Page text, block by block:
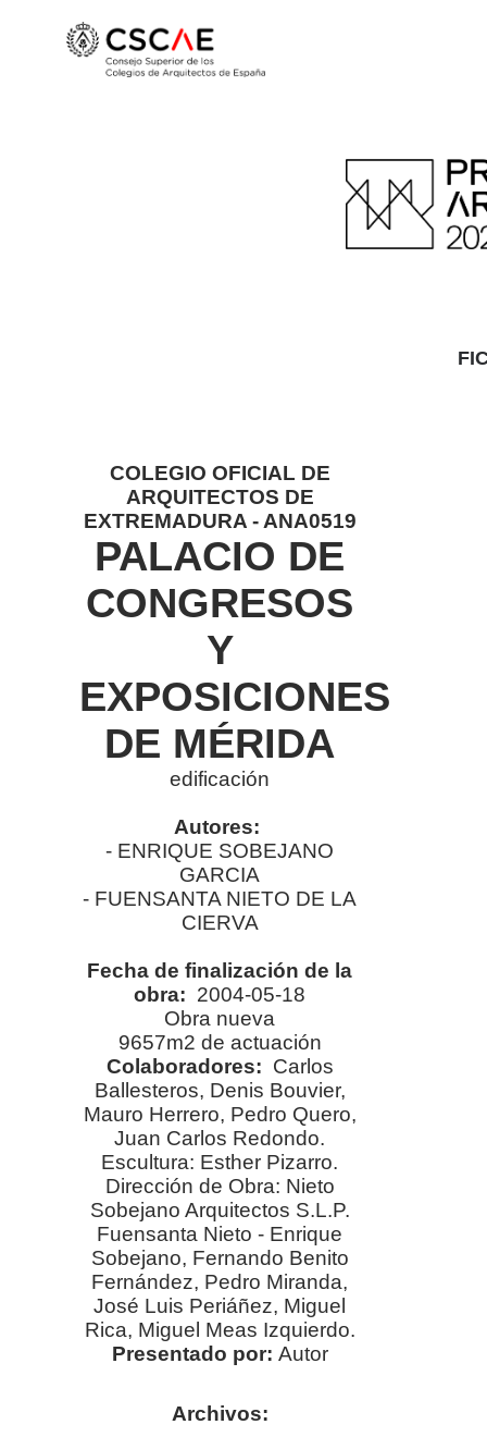
COLEGIO OFICIAL DE
ARQUITECTOS DE
EXTREMADURA - ANA0519
PALACIO DE
CONGRESOS
Y
EXPOSICIONES
DE MÉRIDA
edificación
Autores:
- ENRIQUE SOBEJANO
GARCIA
- FUENSANTA NIETO DE LA
CIERVA
Fecha de finalización de la
obra: 2004-05-18
Obra nueva
9657m2 de actuación
Colaboradores: Carlos
Ballesteros, Denis Bouvier,
Mauro Herrero, Pedro Quero,
Juan Carlos Redondo.
Escultura: Esther Pizarro.
Dirección de Obra: Nieto
Sobejano Arquitectos S.L.P.
Fuensanta Nieto - Enrique
Sobejano, Fernando Benito
Fernández, Pedro Miranda,
José Luis Periáñez, Miguel
Rica, Miguel Meas Izquierdo.
Presentado por: Autor
Archivos: